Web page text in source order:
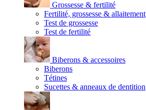
Grossesse & fertilité
Fertilité, grossesse & allaitement
Test de grossesse
Test de fertilité
Biberons & accessoires
Biberons
Tétines
Sucettes & anneaux de dentition